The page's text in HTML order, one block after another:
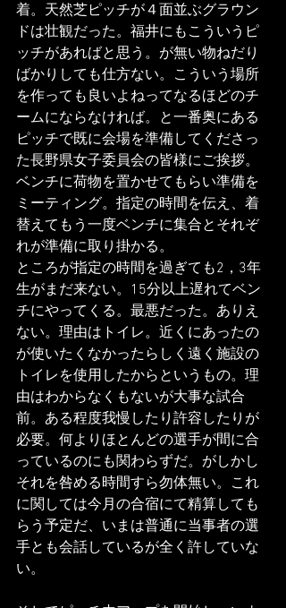
着。天然芝ピッチが４面並ぶグラウン
ドは壮観だった。福井にもこういうピ
ッチがあればと思う。が無い物ねだり
ばかりしても仕方ない。こういう場所
を作っても良いよねってなるほどのチ
ームにならなければ。と一番奥にある
ピッチで既に会場を準備してくださっ
た長野県女子委員会の皆様にご挨拶。
ベンチに荷物を置かせてもらい準備を
ミーティング。指定の時間を伝え、着
替えてもう一度ベンチに集合とそれぞ
れが準備に取り掛かる。
ところが指定の時間を過ぎても2，3年
生がまだ来ない。15分以上遅れてベン
チにやってくる。最悪だった。ありえ
ない。理由はトイレ。近くにあったの
が使いたくなかったらしく遠く施設の
トイレを使用したからというもの。理
由はわからなくもないが大事な試合
前。ある程度我慢したり許容したりが
必要。何よりほとんどの選手が間に合
っているのにも関わらずだ。がしかし
それを咎める時間すら勿体無い。これ
に関しては今月の合宿にて精算しても
らう予定だ、いまは普通に当事者の選
手とも会話しているが全く許していな
い。